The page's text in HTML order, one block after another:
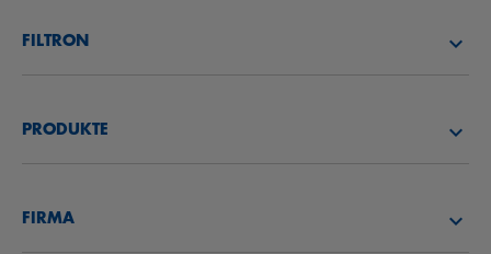
FILTRON
PRODUKTE
FIRMA